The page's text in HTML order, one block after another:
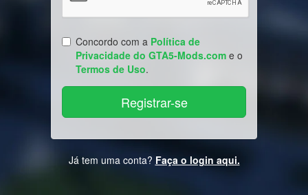
Concordo com a Política de
Privacidade do GTA5-Mods.com e o
Termos de Uso.
Já tem uma conta? Faça o login aqui.